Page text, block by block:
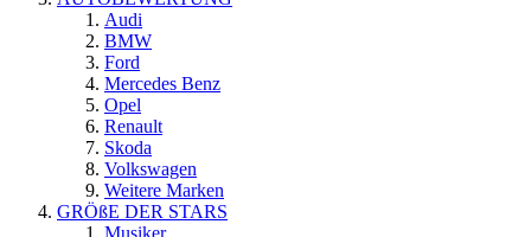
Audi
BMW
Ford
Mercedes Benz
Opel
Renault
Skoda
Volkswagen
Weitere Marken
GRÖßE DER STARS
Musiker